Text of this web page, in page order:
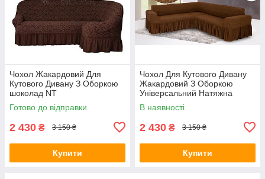
Чохол Жакардовий Для
Кутового Дивану З Оборкою
шоколад NT
Готово до відправки
2 430 ₴ 3 150 ₴
Купити
Чохол Для Кутового Дивану
Жакардовий З Оборкою
Універсальний Натяжна
гарячий шоколад Venera
В наявності
2 430 ₴ 3 150 ₴
Купити